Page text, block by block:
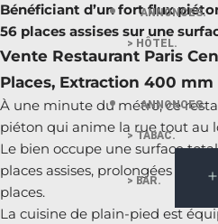
ANNONCES.
> HÔTEL.
ANNONCES.
> TABAC.
> BAR.
Bénéficiant d’un fort flux
56 places assises sur une
Vente Restaurant Paris
Places, Extraction 400 mm
À une minute du métro, ce
piéton qui anime la rue tout au
Le bien occupe une surface
places assises, prolongées par
places.
La cuisine de plain-pied est